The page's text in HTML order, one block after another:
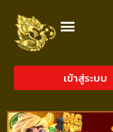
เข้าสู่ระบบ